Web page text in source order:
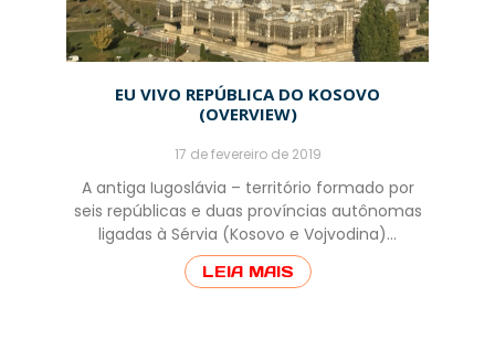
EU VIVO REPÚBLICA DO KOSOVO
(OVERVIEW)
17 de fevereiro de 2019
A antiga Iugoslávia – território formado por
seis repúblicas e duas províncias autônomas
ligadas à Sérvia (Kosovo e Vojvodina)…
LEIA MAIS